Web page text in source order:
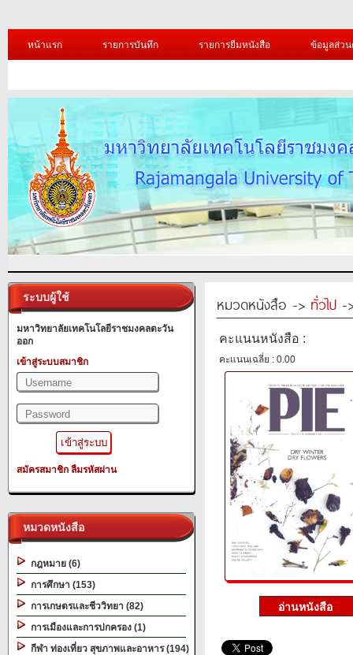
หน้าแรก รายการบันทึก รายการยืมหนังสือ ข้อมูลส่ว
ระบบผู้ใช้
มหาวิทยาลัยเทคโนโลยีราชมงคลตะวัน
ออก
เข้าสู่ระบบสมาชิก
สมัครสมาชิก ลืมรหัสผ่าน
หมวดหนังสือ
กฎหมาย (6)
การศึกษา (153)
การเกษตรและชีววิทยา (82)
การเมืองและการปกครอง (1)
กีฬา ท่องเที่ยว สุขภาพและอาหาร (194)
หมวดหนังสือ -> ทั่วไป -
คะแนนหนังสือ :
คะแนนเฉลี่ย : 0.00